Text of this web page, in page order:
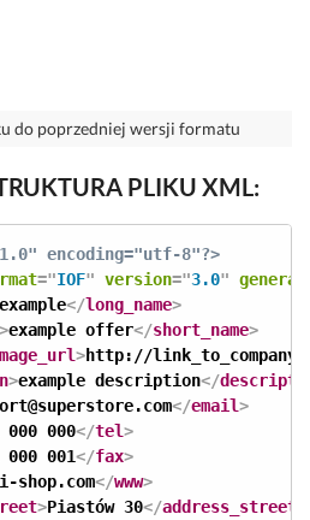
do poprzedniej wersji formatu
PLIKU XML:
encoding="utf-8"?>
="IOF" version="3.0"
example</long_name>
>example offer</short_name>
>http://
>example description</
</email>
000 000</tel>
000 001</fax>
shop.com</www>
>Piastów 30</address_street